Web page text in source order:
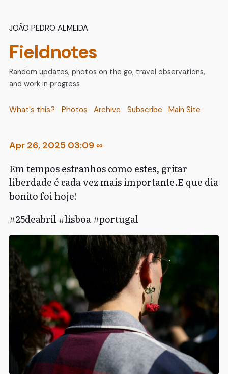
João Pedro Almeida
Fieldnotes
Random updates, photos on the go, travel observations,
and work in progress
What's this? Photos Archive Subscribe Main Site
Apr 26, 2025 03:09∞
Em tempos estranhos como estes, gritar
liberdade é cada vez mais importante.E que dia
bonito foi hoje!
#25deabril #lisboa #portugal